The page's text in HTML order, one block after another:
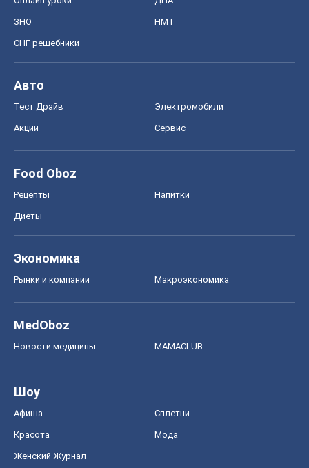
ЗНО НМТ
СНГ решебники
Авто
Тест Драйв Электромобили
Акции Сервис
Food Oboz
Рецепты Напитки
Диеты
Экономика
Рынки и компании Mакроэкономика
MedOboz
Новости медицины MAMACLUB
Шоу
Афиша Сплетни
Красота Мода
Женский Журнал